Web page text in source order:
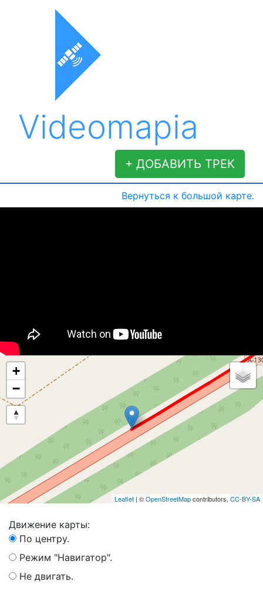
Videomapia
+ ДОБАВИТЬ ТРЕК
Вернуться к большой карте.
+
−
Leaflet | ©OpenStreetMapcontributors, CC-BY-SA
Движение карты:
По центру.
Режим "Навигатор".
Не двигать.